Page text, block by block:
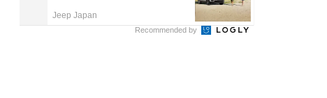
Jeep Japan
Recommended by